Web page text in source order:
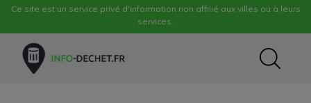
Ce site est un service privé d'information non affilié aux villes ou à leurs
services.